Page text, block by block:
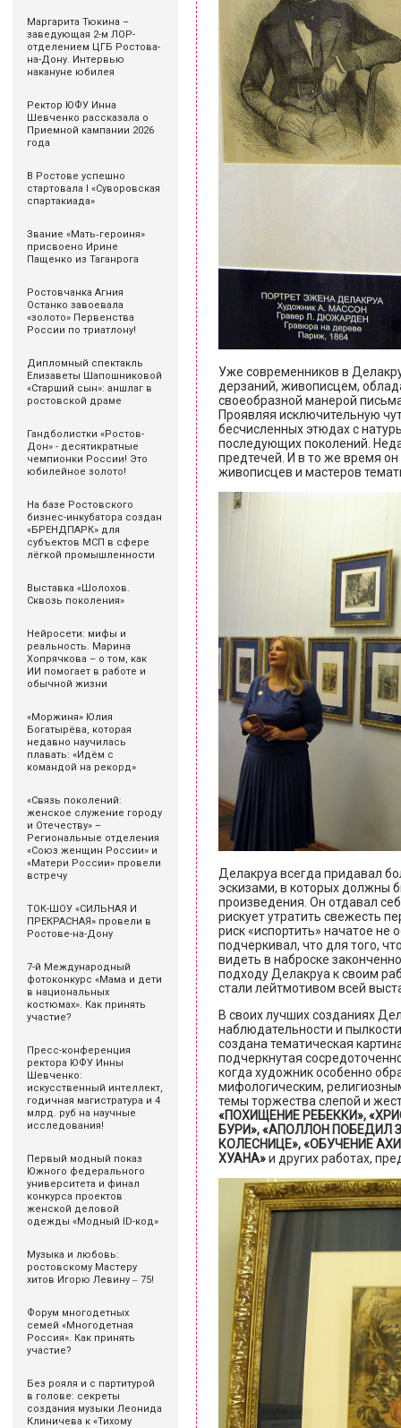
Маргарита Тюкина –
заведующая 2-м ЛОР-
отделением ЦГБ Ростова-
на-Дону. Интервью
накануне юбилея
Ректор ЮФУ Инна
Шевченко рассказала о
Приемной кампании 2026
года
В Ростове успешно
стартовала I «Суворовская
спартакиада»
Звание «Мать‑героиня»
присвоено Ирине
Пащенко из Таганрога
Ростовчанка Агния
Останко завоевала
«золото» Первенства
России по триатлону!
Дипломный спектакль
Елизаветы Шапошниковой
«Старший сын»: аншлаг в
ростовской драме
Гандболистки «Ростов-
Дон» - десятикратные
чемпионки России! Это
юбилейное золото!
На базе Ростовского
бизнес-инкубатора создан
«БРЕНДПАРК» для
субъектов МСП в сфере
лёгкой промышленности
Выставка «Шолохов.
Сквозь поколения»
Нейросети: мифы и
реальность. Марина
Хопрячкова – о том, как
ИИ помогает в работе и
обычной жизни
«Моржиня» Юлия
Богатырёва, которая
недавно научилась
плавать: «Идём с
командой на рекорд»
«Связь поколений:
женское служение городу
и Отечеству» –
Региональные отделения
«Союз женщин России» и
«Матери России» провели
встречу
ТОК-ШОУ «СИЛЬНАЯ И
ПРЕКРАСНАЯ» провели в
Ростове-на-Дону
7-й Международный
фотоконкурс «Мама и дети
в национальных
костюмах». Как принять
участие?
Пресс-конференция
ректора ЮФУ Инны
Шевченко:
искусственный интеллект,
годичная магистратура и 4
млрд. руб на научные
исследования!
Первый модный показ
Южного федерального
университета и финал
конкурса проектов
женской деловой
одежды «Модный ID-код»
Музыка и любовь:
ростовскому Мастеру
хитов Игорю Левину ‒ 75!
Форум многодетных
семей «Многодетная
Россия». Как принять
участие?
Без рояля и с партитурой
в голове: секреты
создания музыки Леонида
Клиничева к «Тихому
Уже современников в
дерзаний, живописцем,
своеобразной манерой
Проявляя исключительную
бесчисленных этюдах с
последующих поколений.
предтечей. И в то же время
живописцев и мастеров
Делакруа всегда придавал
эскизами, в которых должны
произведения. Он отдавал
рискует утратить свежесть
риск «испортить» начатое не
подчеркивал, что для того,
видеть в наброске
подходу Делакруа к своим
стали лейтмотивом всей
В своих лучших созданиях
наблюдательности и
создана тематическая
подчеркнутая
когда художник особенно
мифологическим,
темы торжества слепой и
«ПОХИЩЕНИЕ РЕБЕККИ»,
БУРИ», «АПОЛЛОН ПОБЕДИЛ
КОЛЕСНИЦЕ», «ОБУЧЕНИЕ
ХУАНА»и других работах,